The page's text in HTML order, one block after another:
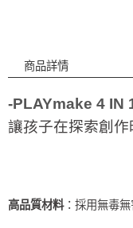
商品詳情
-PLAYmake 4 IN
讓孩子在探索創
高品質材料：採用無毒